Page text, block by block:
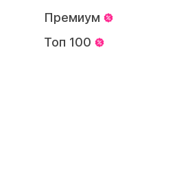
Премиум
Топ 100